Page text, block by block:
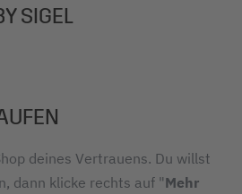
SIGEL
deines Vertrauens. Du willst
dann klicke rechts auf "Mehr